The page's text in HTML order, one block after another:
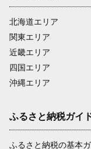
北海道エリア
関東エリア
近畿エリア
四国エリア
沖縄エリア
ふるさと納税ガイ
ふるさと納税の基本